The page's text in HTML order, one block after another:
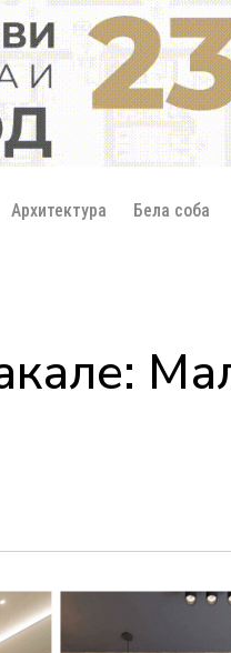
Архитектура Бела соба